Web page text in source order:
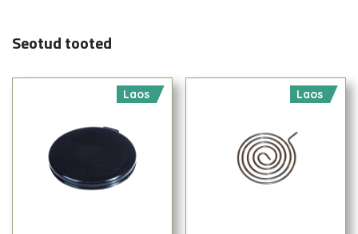
Seotud tooted
Laos Laos